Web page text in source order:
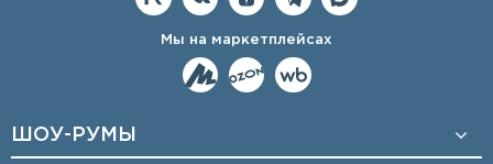
Мы на маркетплейсах
ШОУ-РУМЫ